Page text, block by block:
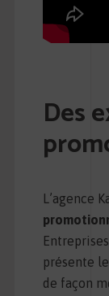
Des
L’agence
présente
de façon